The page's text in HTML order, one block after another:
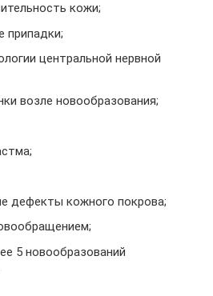
кожи;
припадки;
центральной нервной
возле новообразования;
дефекты кожного покрова;
5 новообразований